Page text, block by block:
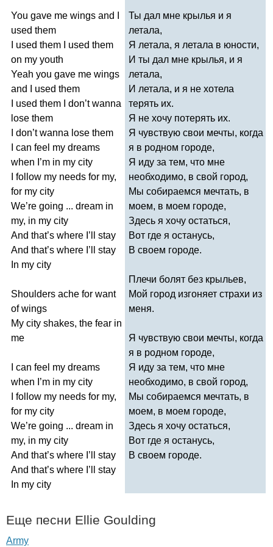
You gave me wings and
used them
used them used them
on my youth
Yeah you gave me wings
and
used them
used them don’t wanna
lose them
don’t wanna lose them
can feel my dreams
when ’m in my city
follow my needs for my,
for my city
We’re going ... dream in
my, in my city
And that’s where ’
stay
And that’s where ’
stay
In my city
Shoulders ache for want
of wings
My city shakes, the fear in
me
can feel my dreams
when ’m in my city
follow my needs for my,
for my city
We’re going ... dream in
my, in my city
And that’s where ’
stay
And that’s where ’
stay
In my city
Ты дал мне крылья и я
летала,
Я летала, я летала в юности,
И ты дал мне крылья, и я
летала,
И летала, и я не хотела
терять их.
Я не хочу потерять их.
Я чувствую свои мечты, когда
я в родном городе,
Я иду за тем, что мне
необходимо, в свой город,
Мы собираемся мечтать, в
моем, в моем городе,
Здесь я хочу остаться,
Вот где я останусь,
В своем городе.
Плечи болят без крыльев,
Мой город изгоняет страхи из
меня.
Я чувствую свои мечты, когда
я в родном городе,
Я иду за тем, что мне
необходимо, в свой город,
Мы собираемся мечтать, в
моем, в моем городе,
Здесь я хочу остаться,
Вот где я останусь,
В своем городе.
Еще песни Ellie Goulding
Army